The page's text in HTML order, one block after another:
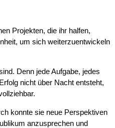
Projekten, die ihr halfen,
um sich weiterzuentwickeln
Denn jede Aufgabe, jedes
nicht über Nacht entsteht,
konnte sie neue Perspektiven
anzusprechen und